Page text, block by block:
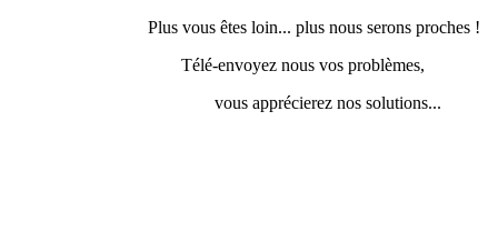
Plus vous êtes loin... plus nous serons proches !
Télé-envoyez nous vos problèmes,
vous apprécierez nos solutions...